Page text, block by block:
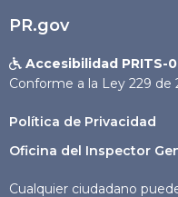
PR.gov
 Accesibilidad PRITS-
Conforme a la Ley 229 de
Política de Privacidad
Oficina del Inspector
Cualquier ciudadano